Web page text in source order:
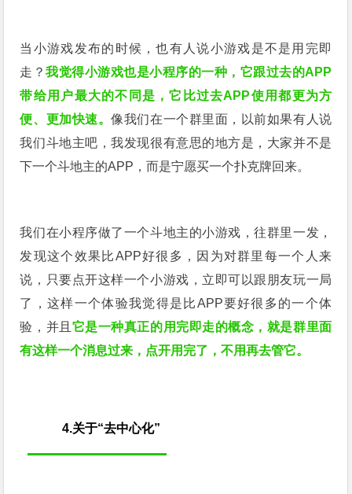
当小游戏发布的时候，也有人说小游戏是不是用完即
走？我觉得小游戏也是小程序的一种，它跟过去的APP
带给用户最大的不同是，它比过去APP使用都更为方
便、更加快速。像我们在一个群里面，以前如果有人说
我们斗地主吧，我发现很有意思的地方是，大家并不是
下一个斗地主的APP，而是宁愿买一个扑克牌回来。
我们在小程序做了一个斗地主的小游戏，往群里一发，
发现这个效果比APP好很多，因为对群里每一个人来
说，只要点开这样一个小游戏，立即可以跟朋友玩一局
了，这样一个体验我觉得是比APP要好很多的一个体
验，并且 它是一种真正的用完即走的概念，就是群里面
有这样一个消息过来，点开用完了，不用再去管它。
4.关于“去中心化”